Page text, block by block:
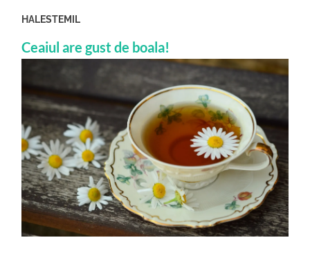
HALESTEMIL
Ceaiul are gust de boala!